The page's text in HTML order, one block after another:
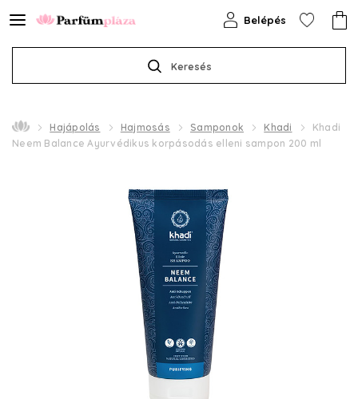
Keresés
Belépés
Hajápolás Hajmosás Samponok Khadi
Khadi
Neem Balance Ayurvédikus korpásodás elleni sampon 200 ml